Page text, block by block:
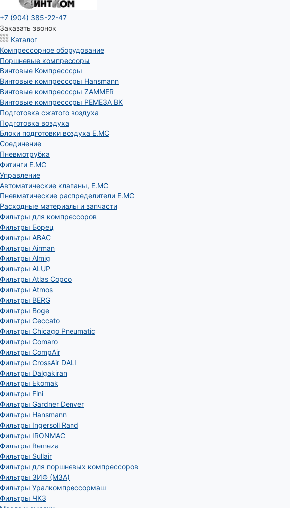
+7 (904) 385-22-47
Заказать звонок
Каталог
Компрессорное оборудование
Поршневые компрессоры
Винтовые Компрессоры
Винтовые компрессоры Hansmann
Винтовые компрессоры ZAMMER
Винтовые компрессоры РЕМЕЗА ВК
Подготовка сжатого воздуха
Подготовка воздуха
Блоки подготовки воздуха E.MC
Соединение
Пневмотрубка
Фитинги E.MC
Управление
Автоматические клапаны, Е.МС
Пневматические распределители E.MC
Расходные материалы и запчасти
Фильтры для компрессоров
Фильтры Борец
Фильтры ABAC
Фильтры Airman
Фильтры Almig
Фильтры ALUP
Фильтры Atlas Copco
Фильтры Atmos
Фильтры BERG
Фильтры Boge
Фильтры Ceccato
Фильтры Chicago Pneumatic
Фильтры Comaro
Фильтры CompAir
Фильтры CrossAir DALI
Фильтры Dalgakiran
Фильтры Ekomak
Фильтры Fini
Фильтры Gardner Denver
Фильтры Hansmann
Фильтры Ingersoll Rand
Фильтры IRONMAC
Фильтры Remeza
Фильтры Sullair
Фильтры для поршневых компрессоров
Фильтры ЗИФ (МЗА)
Фильтры Уралкомпрессормаш
Фильтры ЧКЗ